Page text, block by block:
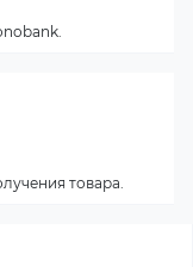
товара.